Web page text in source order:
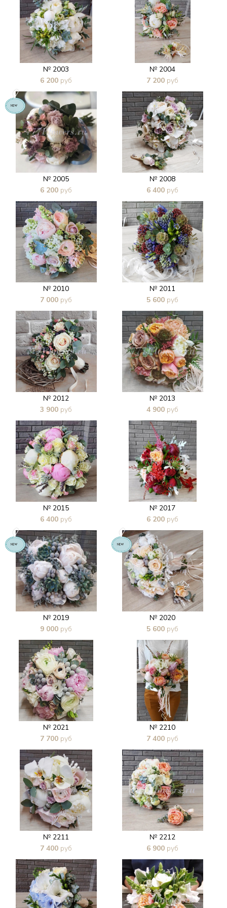
№ 2003
6 200 руб
В 1 клик
№ 2004
7 200 руб
В 1 клик
№ 2005
6 200 руб
В 1 клик
№ 2008
6 400 руб
В 1 клик
№ 2010
7 000 руб
В 1 клик
№ 2011
5 600 руб
В 1 клик
№ 2012
3 900 руб
В 1 клик
№ 2013
4 900 руб
В 1 клик
№ 2015
6 400 руб
В 1 клик
№ 2017
6 200 руб
В 1 клик
№ 2019
9 000 руб
В 1 клик
№ 2020
5 600 руб
В 1 клик
№ 2021
7 700 руб
В 1 клик
№ 2210
7 400 руб
В 1 клик
№ 2211
7 400 руб
В 1 клик
№ 2212
6 900 руб
В 1 клик